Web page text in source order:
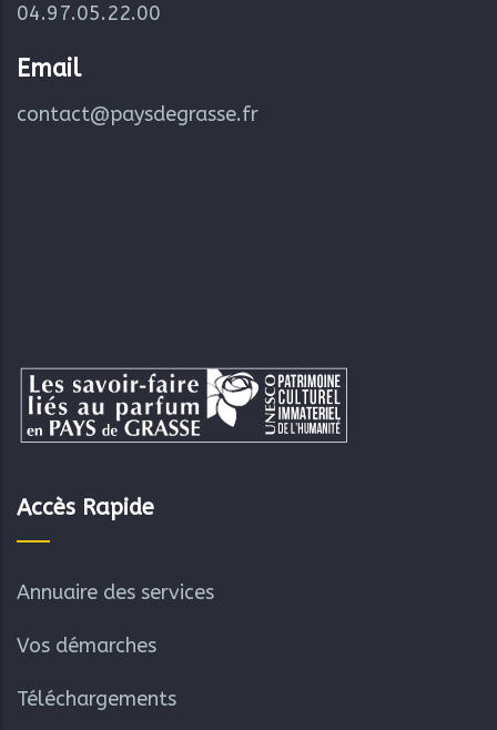
04.97.05.22.00
Email
contact@paysdegrasse.fr
Accès Rapide
Annuaire des services
Vos démarches
Téléchargements